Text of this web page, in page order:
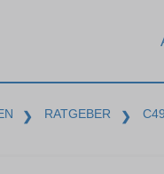
❯ RATGEBER ❯